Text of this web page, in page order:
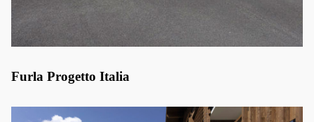
Furla Progetto Italia